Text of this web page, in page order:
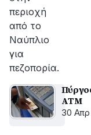
περιοχή
από το
Ναύπλιο
για
πεζοπορία.
ΑΤΜ
30 Απρ